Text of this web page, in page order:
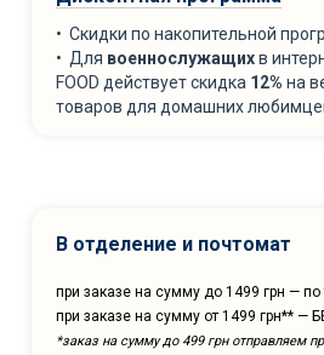
• Скидки по накопительной
• Для военнослужащихв
FOOD действует скидка 12% на
товаров для домашних
В отделение и почтомат
при заказе на сумму до 1499 грн —
при заказе на сумму от 1499 грн** —
*заказ на сумму до 499 грн отправляем